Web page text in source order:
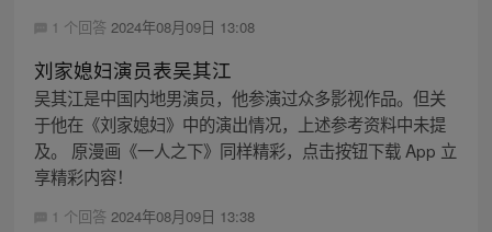
1 个回答 2024年08月09日 13:08
刘家媳妇演员表吴其江
吴其江是中国内地男演员，他参演过众多影视作品。但关
于他在《刘家媳妇》中的演出情况，上述参考资料中未提
及。 原漫画《一人之下》同样精彩，点击按钮下载 App 立
享精彩内容！
1 个回答 2024年08月09日 13:38